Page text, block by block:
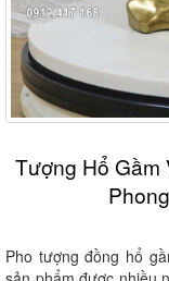
Tượng Hổ Gầm
Pho tượng đồng hổ